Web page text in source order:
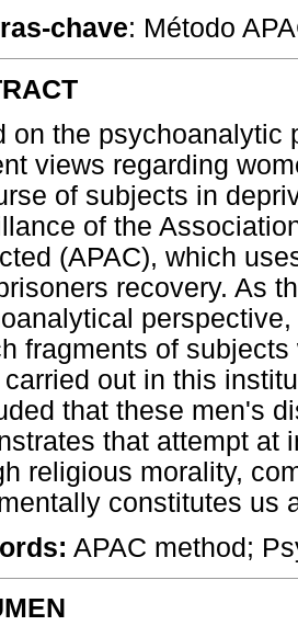
chave: Método
on the psychoanalytic
views regarding
of subjects in
of the
(APAC), which
recovery. As
fragments of
carried out in this
that these men's
that attempt at
religious morality,
constitutes us
APAC method;